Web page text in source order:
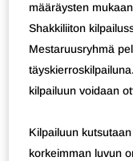
määräysten
Shakkiliiton
Mestaruusryhmä
kilpailuun voidaan
Kilpailuun
korkeimman luvun